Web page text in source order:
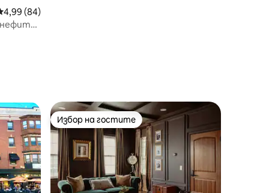
оценка: 4,99 от 5, 84 отзива
4,99 (84)
Избор на гостите
Избор на гостите